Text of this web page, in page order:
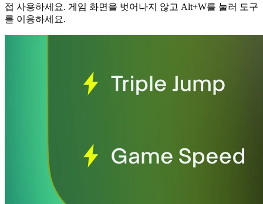
접 사용하세요. 게임 화면을 벗어나지 않고 Alt+W를 눌러 도구
를 이용하세요.